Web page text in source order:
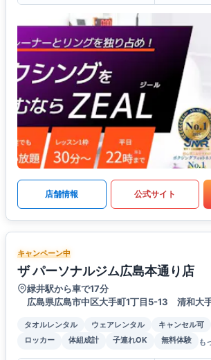
店舗情報 公式サイト
キャンペーン中
ザ パーソナルジム広島本通り店
緑井駅から車で17分
広島県広島市中区大手町1丁目5-13 清和大
タオルレンタル ウェアレンタル キャンセル可
ロッカー
体組成計 子連れOK 無料体験 も